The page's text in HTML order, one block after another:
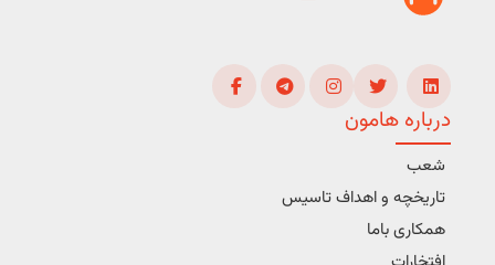
درباره هامون
شعب
تاریخچه و اهداف تاسیس
همکاری باما